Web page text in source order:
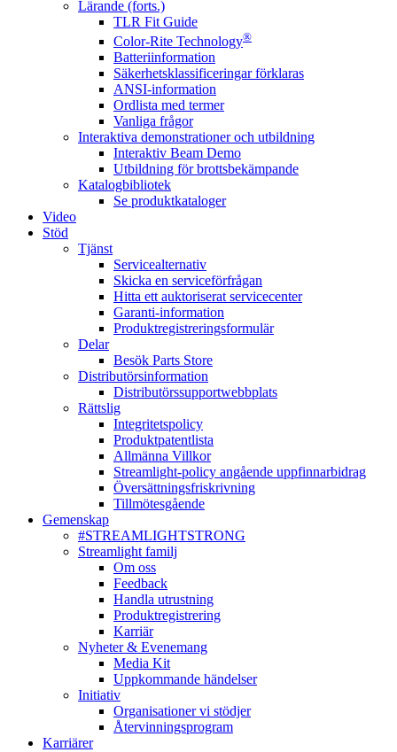
Lärande (forts.)
TLR Fit Guide
Color-Rite Technology®
Batteriinformation
Säkerhetsklassificeringar förklaras
ANSI-information
Ordlista med termer
Vanliga frågor
Interaktiva demonstrationer och utbildning
Interaktiv Beam Demo
Utbildning för brottsbekämpande
Katalogbibliotek
Se produktkataloger
Video
Stöd
Tjänst
Servicealternativ
Skicka en serviceförfrågan
Hitta ett auktoriserat servicecenter
Garanti-information
Produktregistreringsformulär
Delar
Besök Parts Store
Distributörsinformation
Distributörssupportwebbplats
Rättslig
Integritetspolicy
Produktpatentlista
Allmänna Villkor
Streamlight-policy angående uppfinnarbidrag
Översättningsfriskrivning
Tillmötesgående
Gemenskap
#STREAMLIGHTSTRONG
Streamlight familj
Om oss
Feedback
Handla utrustning
Produktregistrering
Karriär
Nyheter & Evenemang
Media Kit
Uppkommande händelser
Initiativ
Organisationer vi stödjer
Återvinningsprogram
Karriärer